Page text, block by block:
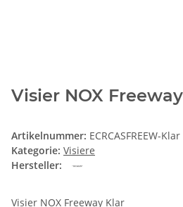
Visier NOX
Artikelnummer: ECRCASFREEW-Klar
Kategorie: Visiere
Hersteller:
Visier NOX Freeway Klar